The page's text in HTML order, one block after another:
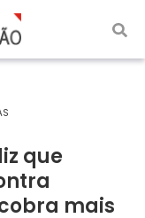
que
mais